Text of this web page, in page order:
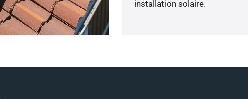
installation solaire.